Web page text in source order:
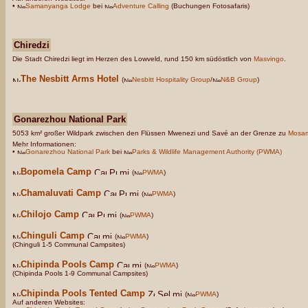
•
Samanyanga Lodge bei Adventure Calling (Buchungen Fotosafaris)
Chiredzi
Die Stadt Chiredzi liegt im Herzen des Lowveld, rund 150 km südöstlich von Masvingo
The Nesbitt Arms Hotel ( Nesbitt Hospitality Group/ N&B Group)
Gonarezhou National Park
5053 km² großer Wildpark zwischen den Flüssen Mwenezi und Savé an der Grenze zu
Mehr Informationen:
•
Gonarezhou National Park bei Parks & Wildlife Management Authority (PWMA)
Bopomela Camp ( PWMA)
Chamaluvati Camp ( PWMA)
Chilojo Camp ( PWMA)
Chinguli Camp ( PWMA)
(Chinguli 1-5 Communal Campsites)
Chipinda Pools Camp ( PWMA)
(Chipinda Pools 1-9 Communal Campsites)
Chipinda Pools Tented Camp ( PWMA)
Auf anderen Websites: